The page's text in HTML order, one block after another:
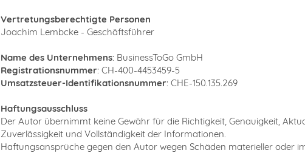
Vertretungsberechtigte Personen
Joachim Lembcke - Geschäftsführer
Name des Unternehmens: BusinessToGo GmbH
Registrationsnummer: CH-400-4453459-5
Umsatzsteuer-Identifikationsnummer: CHE-150.135.269
Haftungsausschluss
Der Autor übernimmt keine Gewähr für die Richtigkeit, Genauigkeit,
Zuverlässigkeit und Vollständigkeit der Informationen.
Haftungsansprüche gegen den Autor wegen Schäden materieller oder